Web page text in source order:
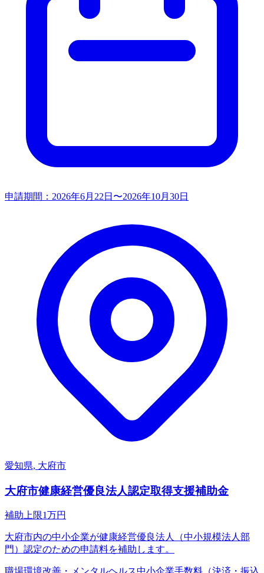
申請期間： 2026年6月22日〜2026年10月30日
愛知県, 大府市
大府市健康経営優良法人認定取得支援補助金
補助上限1万円
大府市内の中小企業が健康経営優良法人（中小規模法人部
門）認定のための申請料を補助します。